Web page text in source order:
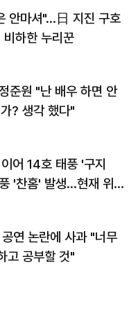
안마셔"…日 지진 구호
하한 누리꾼
준원 "난 배우 하면 안
? 생각 했다"
어 14호 태풍 '구지
'찬홈' 발생…현재 위
연 논란에 사과 "너무
고 공부할 것"